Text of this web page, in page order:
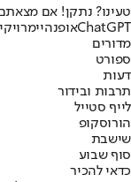
טעינו? נתקן! אם
ChatGPTאופנהיימר
מדורים
ספורט
דעות
תרבות ובידור
לייף סטייל
הורוסקופ
שישבת
סוף שבוע
כדאי להכיר